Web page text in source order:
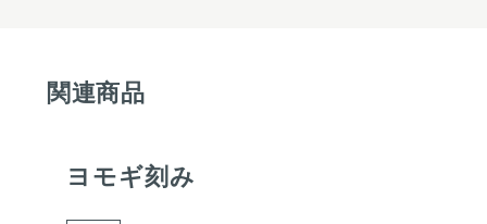
関連商品
ヨモギ刻み